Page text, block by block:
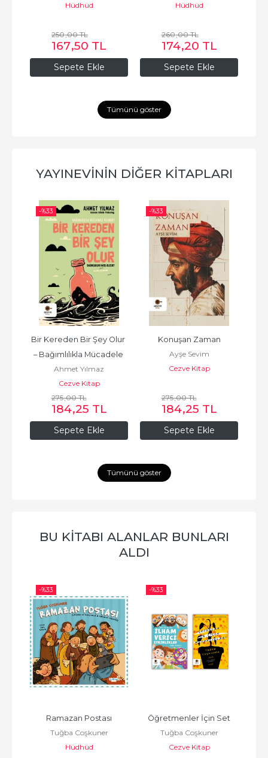
Sepete Ekle
Hüdhüd
250,00TL
167,50 TL
Sepete Ekle
Hüdhüd
260,00TL
174,20 TL
Tümünü göster
YAYINEVININ DIĞER KITAPLARI
-%33
Sepete Ekle
Bir Kereden Bir Şey Olur
– Bağımlılıkla Mücadele
Rehberi
Ahmet Yılmaz
Cezve Kitap
275,00TL
184,25 TL
-%33
Sepete Ekle
Konuşan Zaman
Ayşe Sevim
Cezve Kitap
275,00TL
184,25 TL
Tümünü göster
BU KITABI ALANLAR BUNLARI
ALDI
-%33
Ramazan Postası
Tuğba Coşkuner
Hüdhüd
-%33
Öğretmenler İçin Set
Tuğba Coşkuner
Cezve Kitap